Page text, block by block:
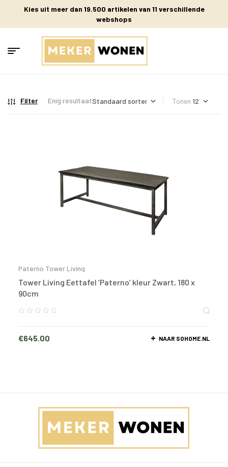
Kies uit meer dan 19.500 artikelen van 11 verschillende
webshops
Filter Enig resultaat Tonen
Paterno Tower Living
Tower Living Eettafel ‘Paterno’ kleur Zwart, 180 x
90cm
€645.00 NAAR SOHOME.NL